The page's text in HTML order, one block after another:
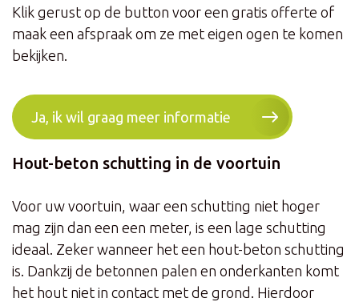
Klik gerust op de button voor een gratis offerte of
maak een afspraak om ze met eigen ogen te komen
bekijken.
Ja, ik wil graag meer informatie
Hout-beton schutting in de voortuin
Voor uw voortuin, waar een schutting niet hoger
mag zijn dan een een meter, is een lage schutting
ideaal. Zeker wanneer het een hout-beton schutting
is. Dankzij de betonnen palen en onderkanten komt
het hout niet in contact met de grond. Hierdoor